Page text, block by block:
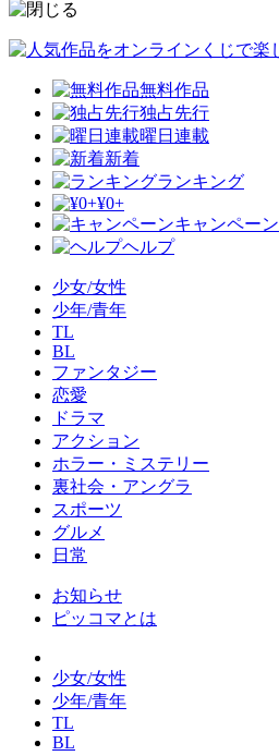
無料作品
独占先行
曜日連載
新着
ランキング
¥0+
キャンペーン
ヘルプ
少女/女性
少年/青年
TL
BL
ファンタジー
恋愛
ドラマ
アクション
ホラー・ミステリー
裏社会・アングラ
スポーツ
グルメ
日常
お知らせ
ピッコマとは
少女/女性
少年/青年
TL
BL